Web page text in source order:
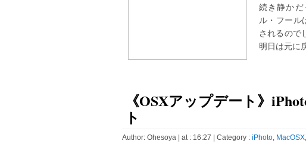
続き静か
ル・フール
されるので
明日は元に
《OSXアップデート》
ト
Author: Ohesoya| at : 16:27 | Category : iPhoto, MacOSX,